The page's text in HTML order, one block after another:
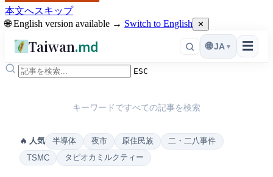
本文へスキップ
🌐 English version available → Switch to English ✕
Taiwan.md ☰
🌐 JA ▾
ESC
キーワードですべての記事を検索
🔥 人気 半導体 夜市 原住民族
二・二八事件
TSMC
タピオカミルクティー